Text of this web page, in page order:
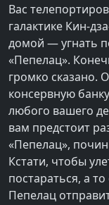
Вас
галактике Кин-
домой — угнать
«Пепелац».
громко сказано.
консервную
любого вашего
вам предстоит
«Пепелац»,
Кстати, чтобы
постараться, а
Пепелац